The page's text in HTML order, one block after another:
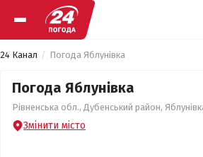
24 Канал Погода Яблунівка
Погода Яблунівка
Рівненська обл., Дубенський район,
Змінити місто